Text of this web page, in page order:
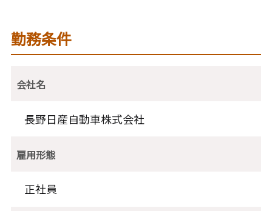
勤務条件
会社名
長野日産自動車株式会社
雇用形態
正社員